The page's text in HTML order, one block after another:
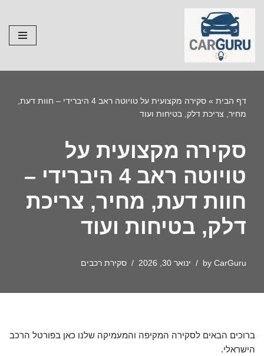
Skip
to
content
דף הבית »
סקירה מקצועית על טויוטה ראב 4 היברידי – חוות דעת,
מחיר, צריכת דלק, בטיחות ועוד
סקירה מקצועית על
טויוטה ראב 4 היברידי –
חוות דעת, מחיר, צריכת
דלק, בטיחות ועוד
by CarGuru ינואר 30, 2026 סקירת רכבים
ברוכים הבאים לסקירה המקיפה והמעמיקה שלנו כאן בפורטל הרכב
הישראלי.